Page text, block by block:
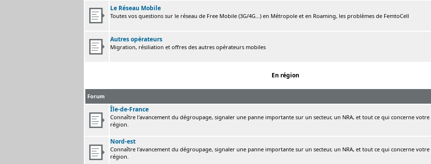
Le Réseau Mobile
Toutes vos questions sur le réseau de Free Mobile (3G/4G...) en Métropole et en Roaming, les problèmes de FemtoCell
Autres opérateurs
Migration, résiliation et offres des autres opérateurs mobiles
En région
Forum
Île-de-France
Connaître l'avancement du dégroupage, signaler une panne importante sur un secteur, un NRA, et tout ce qui concerne votre
région.
Nord-est
Connaître l'avancement du dégroupage, signaler une panne importante sur un secteur, un NRA, et tout ce qui concerne votre
région.